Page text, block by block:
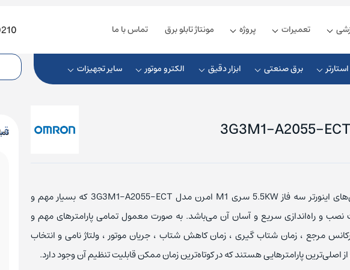
تعمیرات پروژه مونتاژ تابلو برق تماس با ما
برق صنعتی
اس
کلید مینیاتوری ABB
کلید مینیاتوری ال اس
کلید مینیاتوری هیوندای
کلید اتوماتیک
کلید اتوماتیک ABB
کلید اتوماتیک
کلید اتوماتیک
ابزار دقیق الکترو موتور سایر تجهیزات
فونیکس
مین ول
امرن
چوک DC
کابل ارتباطی
کابل پروفیباس
از جمله ویژگی‌های اینورتر سه فاز 5.5KW سری M1 امرن مدل 3G3M1-A2055-ECT که بسیار مهم و
نصب و راه‌اندازی سریع و آسان آن می‌باشد. به صورت معمول تمامی پارامترهای مهم و
مرجع ، زمان شتاب گیری ، زمان کاهش شتاب ، جریان موتور ، ولتاژ نامی و انتخاب
اصلی‌ترین پارامترهایی هستند که در کوتاه‌ترین زمان ممکن قابلیت تنظیم آن وجود دارد.